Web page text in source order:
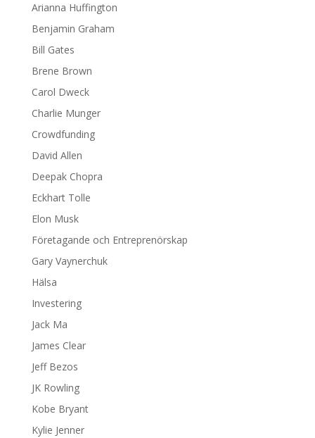
Arianna Huffington
Benjamin Graham
Bill Gates
Brene Brown
Carol Dweck
Charlie Munger
Crowdfunding
David Allen
Deepak Chopra
Eckhart Tolle
Elon Musk
Företagande och Entreprenörskap
Gary Vaynerchuk
Hälsa
Investering
Jack Ma
James Clear
Jeff Bezos
JK Rowling
Kobe Bryant
Kylie Jenner